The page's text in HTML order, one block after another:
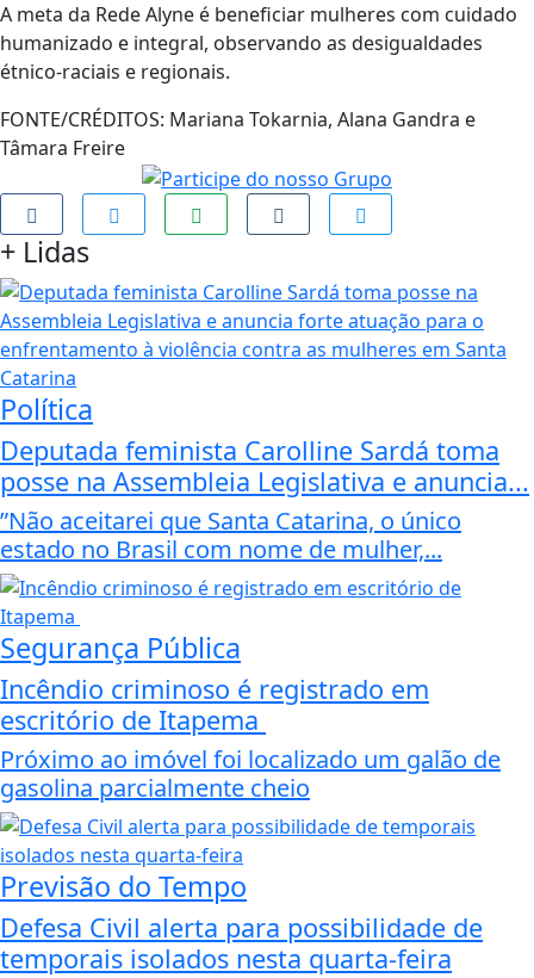
A meta da Rede Alyne é beneficiar mulheres com cuidado
humanizado e integral, observando as desigualdades
étnico-raciais e regionais.
FONTE/CRÉDITOS: Mariana Tokarnia, Alana Gandra e
Tâmara Freire
+ Lidas
Política
Deputada feminista Carolline Sardá toma
posse na Assembleia Legislativa e anuncia...
”Não aceitarei que Santa Catarina, o único
estado no Brasil com nome de mulher,...
Segurança Pública
Incêndio criminoso é registrado em
escritório de Itapema
Próximo ao imóvel foi localizado um galão de
gasolina parcialmente cheio
Previsão do Tempo
Defesa Civil alerta para possibilidade de
temporais isolados nesta quarta-feira